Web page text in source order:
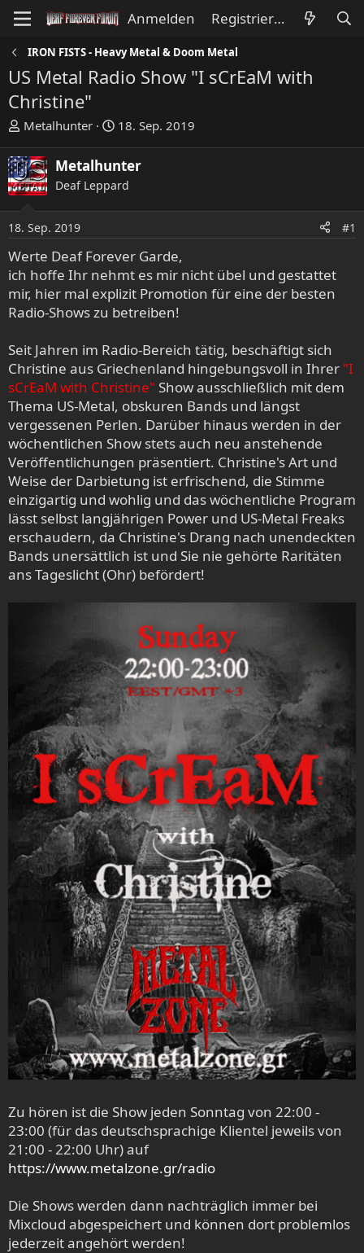
Anmelden Registrieren
IRON FISTS - Heavy Metal & Doom Metal
US Metal Radio Show "I sCrEaM with
Christine"
E
s
t
e
l
r
Metalhunter
E
s
t
e
l
a
m
18. Sep. 2019
Metalhunter
Deaf Leppard
18. Sep. 2019 #1
Werte Deaf Forever Garde,
ich hoffe Ihr nehmt es mir nicht übel und gestattet
mir, hier mal explizit Promotion für eine der besten
Radio-Shows zu betreiben!
Seit Jahren im Radio-Bereich tätig, beschäftigt sich
Christine aus Griechenland hingebungsvoll in Ihrer "I
sCrEaM with Christine" Show ausschließlich mit dem
Thema US-Metal, obskuren Bands und längst
vergessenen Perlen. Darüber hinaus werden in der
wöchentlichen Show stets auch neu anstehende
Veröffentlichungen präsentiert. Christine's Art und
Weise der Darbietung ist erfrischend, die Stimme
einzigartig und wohlig und das wöchentliche Program
lässt selbst langjährigen Power und US-Metal Freaks
erschaudern, da Christine's Drang nach unendeckten
Bands unersättlich ist und Sie nie gehörte Raritäten
ans Tageslicht (Ohr) befördert!
Zu hören ist die Show jeden Sonntag von 22:00 -
23:00 (für das deutschsprachige Klientel jeweils von
21:00 - 22:00 Uhr) auf
https://www.metalzone.gr/radio
Die Shows werden dann nachträglich immer bei
Mixcloud abgespeichert und können dort problemlos
jederzeit angehört werden!